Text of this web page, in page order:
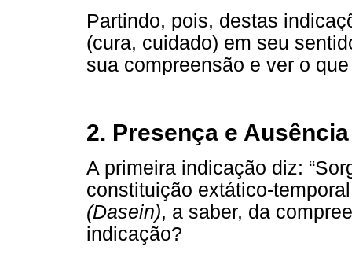
Partindo, pois, destas
(cura, cuidado) em seu
sua compreensão e ver o
2. Presença e Ausência
A primeira indicação diz:
constituição extático-
(Dasein), a saber, da
indicação?